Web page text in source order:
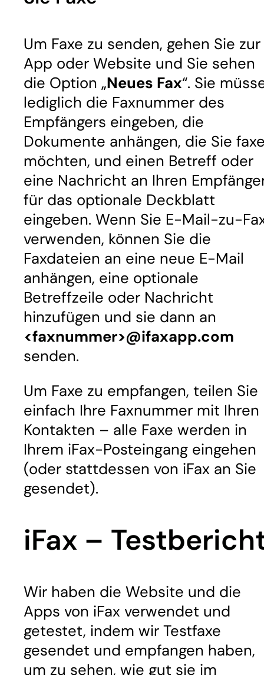
Um Faxe zu senden, gehen Sie zur
App oder Website und Sie sehen
die Option „Neues Fax“. Sie
lediglich die Faxnummer des
Empfängers eingeben, die
Dokumente anhängen, die Sie
möchten, und einen Betreff oder
eine Nachricht an Ihren
für das optionale Deckblatt
eingeben. Wenn Sie E-Mail-zu-
verwenden, können Sie die
Faxdateien an eine neue E-Mail
anhängen, eine optionale
Betreffzeile oder Nachricht
hinzufügen und sie dann an
<faxnummer>@ifaxapp.com
senden.
Um Faxe zu empfangen, teilen Sie
einfach Ihre Faxnummer mit Ihren
Kontakten – alle Faxe werden in
Ihrem iFax-Posteingang eingehen
(oder stattdessen von iFax an Sie
gesendet).
iFax –
Wir haben die Website und die
Apps von iFax verwendet und
getestet, indem wir Testfaxe
gesendet und empfangen haben,
um zu sehen, wie gut sie im